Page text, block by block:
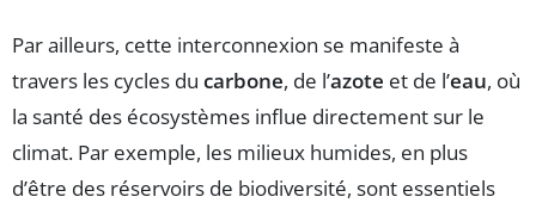
Par ailleurs, cette interconnexion se manifeste à
travers les cycles du carbone, de l’azote et de l’eau, où
la santé des écosystèmes influe directement sur le
climat. Par exemple, les milieux humides, en plus
d’être des réservoirs de biodiversité, sont essentiels